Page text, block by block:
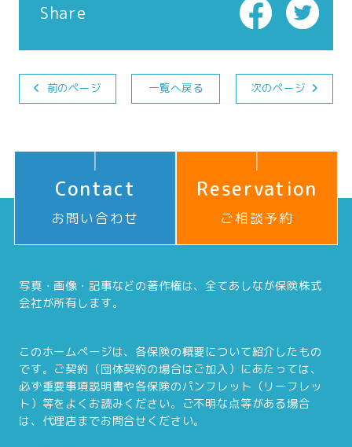
Share
前のページ 一覧へ戻る 次のページ
Contact
お問い合わせ
Reservation
ご相談予約
写真・画像・記事などの著作権は、全てあしなが保険株式
会社が所有します。
このホームページは、各保険の概要について紹介したもの
です。ご契約（団体契約の場合はご加入）にあたっては、
必ず重要事項説明書や各保険のパンフレット（リーフレッ
ト）等をよくお読みください。ご不明な点等がある場合
は、代理店までお問合せください。